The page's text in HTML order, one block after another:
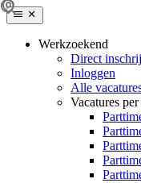
Werkzoekend
Direct
Inloggen
Alle
Vacatures